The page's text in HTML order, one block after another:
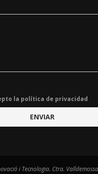
la política de privacidad
i Tecnologia. Ctra. Valldemossa,